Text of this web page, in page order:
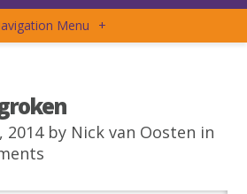
Menu +
2014 by Nick van Oosten in